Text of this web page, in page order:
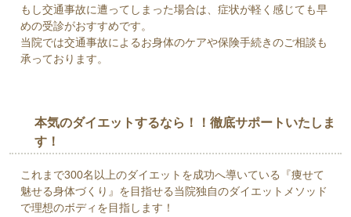
もし交通事故に遭ってしまった場合は、症状が軽く感じても早
めの受診がおすすめです。
当院では交通事故によるお身体のケアや保険手続きのご相談も
承っております。
本気のダイエットするなら！！徹底サポートいたしま
す！
これまで300名以上のダイエットを成功へ導いている『痩せて
魅せる身体づくり』を目指せる当院独自のダイエットメソッド
で理想のボディを目指します！